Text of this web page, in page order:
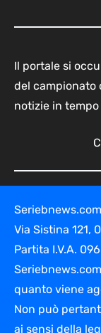
Il portale si
del campionato
notizie in tempo
Via Sistina 121,
Partita I.V.A.
quanto viene
Non può
ai sensi della